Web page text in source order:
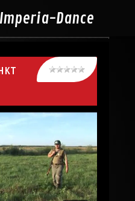
Imperia-Dance